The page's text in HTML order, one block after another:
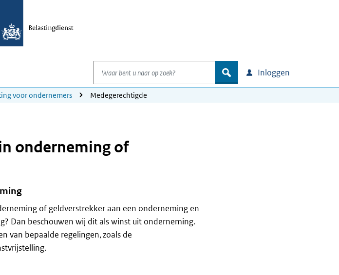
Waar bent u naar op zoek?
zoek Inloggen
voor ondernemers Medegerechtigde
onderneming of
of geldverstrekker aan een onderneming en
Dan beschouwen wij dit als winst uit onderneming.
van bepaalde regelingen, zoals de